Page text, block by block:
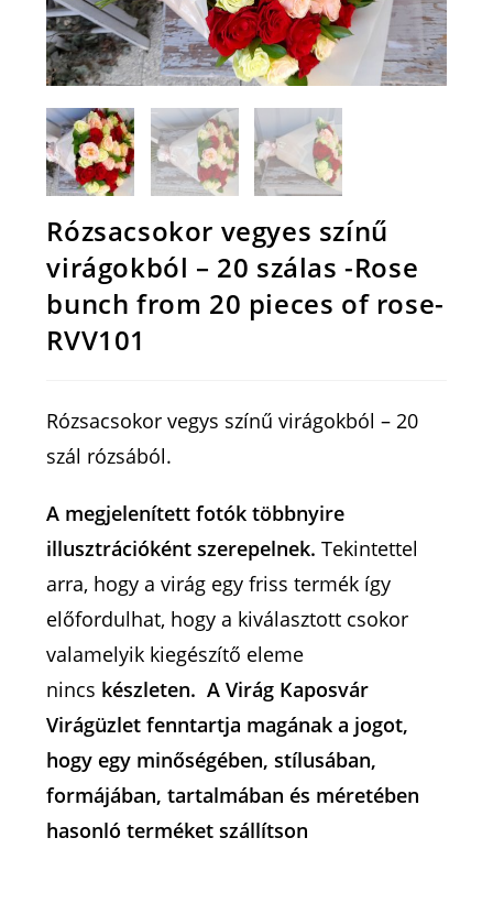
Rózsacsokor vegyes színű
virágokból – 20 szálas -Rose
bunch from 20 pieces of rose-
RVV101
Rózsacsokor vegys színű virágokból – 20
szál rózsából.
A megjelenített fotók többnyire
illusztrációként szerepelnek. Tekintettel
arra, hogy a virág egy friss termék így
előfordulhat, hogy a kiválasztott csokor
valamelyik kiegészítő eleme
nincs készleten. A Virág Kaposvár
Virágüzlet fenntartja magának a jogot,
hogy egy minőségében, stílusában,
formájában, tartalmában és méretében
hasonló terméket szállítson